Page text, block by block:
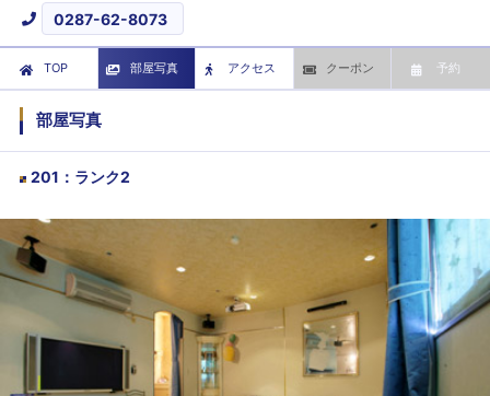
0287-62-8073
TOP 部屋写真 アクセス クーポン 予約
部屋写真
201 ： ランク2